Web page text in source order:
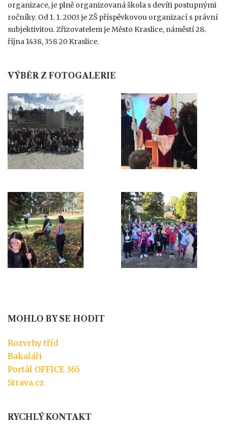
organizace, je plně organizovaná škola s devíti postupnými
ročníky. Od 1. 1. 2003 je ZŠ příspěvkovou organizací s právní
subjektivitou. Zřizovatelem je Město Kraslice, náměstí 28.
října 1438, 358 20 Kraslice.
VÝBĚR Z FOTOGALERIE
MOHLO BY SE HODIT
Rozvrhy tříd
Bakaláři
Portál OFFICE 365
Strava.cz
RYCHLÝ KONTAKT